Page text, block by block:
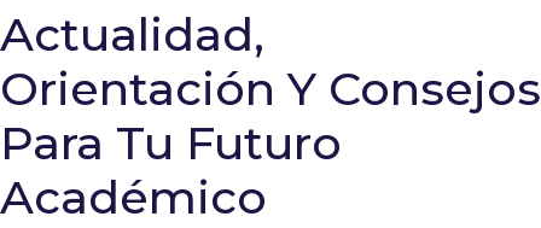
Actualidad,
Orientación Y Consejos
Para Tu Futuro
Académico